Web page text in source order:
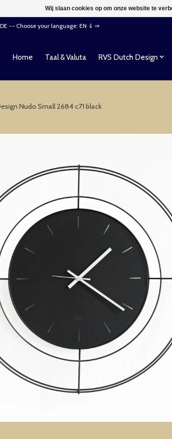
-- Choose your language: EN ⇓ ⇒
Home Taal & Valuta RVS Dutch Design
Nudo Small 2684 c71 black
Wij slaan cookies op om onze website te